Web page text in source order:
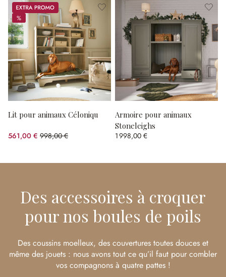
Promos
%
%
Lit pour animaux Céloniqu
561,00 € 998,00 €
(43.79%spared)
Armoire pour animaux
Stoneleighs
1 998,00 €
Des accessoires à croquer
pour nos boules de poils
Des coussins moelleux, des couvertures toutes douces et
même des jouets : nous avons tout ce qu’il faut pour combler
vos compagnons à quatre pattes !